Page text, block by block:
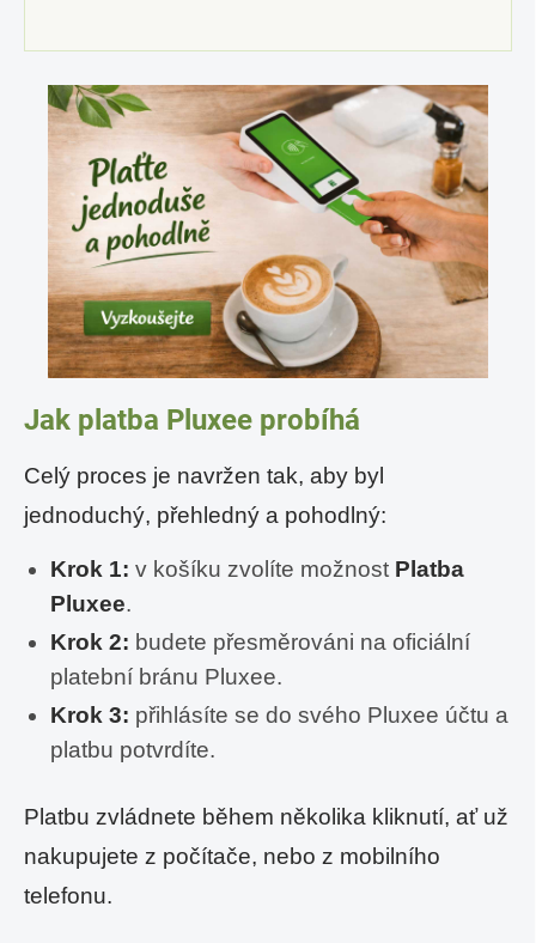
Jak platba Pluxee probíhá
Celý proces je navržen tak, aby byl
jednoduchý, přehledný a pohodlný:
Krok 1: v košíku zvolíte možnost Platba
Pluxee.
Krok 2: budete přesměrováni na oficiální
platební bránu Pluxee.
Krok 3: přihlásíte se do svého Pluxee účtu a
platbu potvrdíte.
Platbu zvládnete během několika kliknutí, ať už
nakupujete z počítače, nebo z mobilního
telefonu.